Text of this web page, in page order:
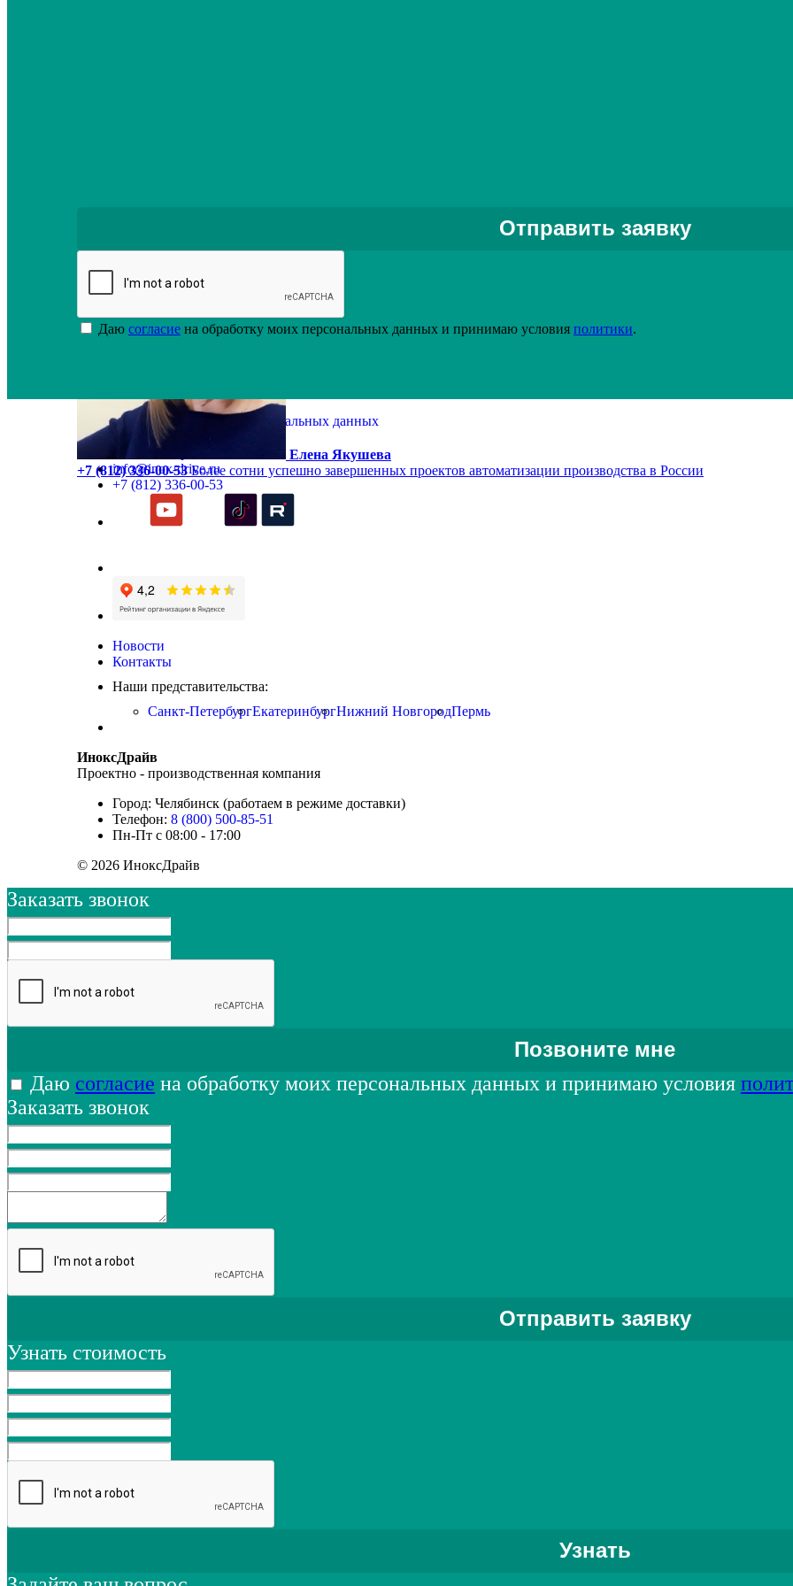
Задать вопрос специалисту
Елена Якушева
+7 (812) 336-00-53Более сотни успешно завершенных проектов автоматизации производства в России
Даю согласие на обработку моих персональных данных и принимаю условия политики.
Политика обработки персональных данных
Оставить заявку
Заказать обратный звонок
info@inox-drive.ru
+7 (812) 336-00-53
Новости
Контакты
Наши представительства:
Санкт-ПетербургЕкатеринбургНижний НовгородПермь
ИноксДрайв
Проектно - производственная компания
Город: Челябинск (работаем в режиме доставки)
Телефон: 8 (800) 500-85-51
Пн-Пт с 08:00 - 17:00
© 2026 ИноксДрайв
Заказать звонок
Даю согласие на обработку моих персональных данных и принимаю условия
Заказать звонок
Узнать стоимость